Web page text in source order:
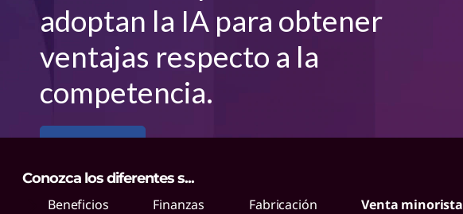
adoptan la IA para obtener
ventajas respecto a la
competencia.
Ver el vídeo
Conozca los diferentes s...
Beneficios
Finanzas Fabricación Venta minorista